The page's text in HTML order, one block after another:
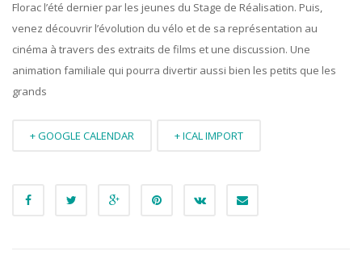
Florac l’été dernier par les jeunes du Stage de Réalisation. Puis,
venez découvrir l’évolution du vélo et de sa représentation au
cinéma à travers des extraits de films et une discussion. Une
animation familiale qui pourra divertir aussi bien les petits que les
grands
+ GOOGLE CALENDAR + ICAL IMPORT